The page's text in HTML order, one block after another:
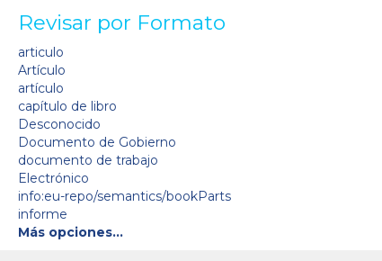
Revisar por Formato
articulo
Artículo
artículo
capítulo de libro
Desconocido
Documento de Gobierno
documento de trabajo
Electrónico
info:eu-repo/semantics/bookParts
informe
Más opciones…